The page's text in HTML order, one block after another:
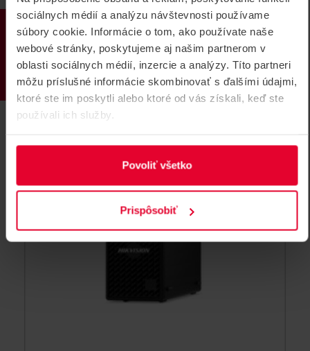
sociálnych médií a analýzu návštevnosti používame
súbory cookie. Informácie o tom, ako používate naše
webové stránky, poskytujeme aj našim partnerom v
oblasti sociálnych médií, inzercie a analýzy. Títo partneri
môžu príslušné informácie skombinovať s ďalšími údajmi,
ktoré ste im poskytli alebo ktoré od vás získali, keď ste
používali ich služby.
Povoliť všetko
Prispôsobiť
PRODUKTY
Klientské PC podpora do ...
Tento produkt už nie je v ponuke.
HikCentral-Workstation/HW5L/32Ch(C)